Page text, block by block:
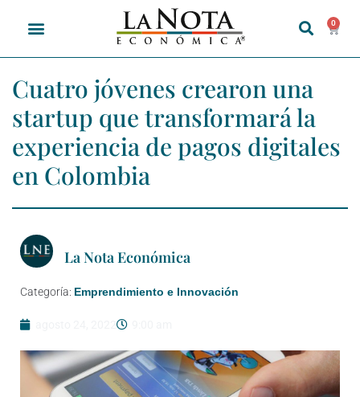
0
Cuatro jóvenes crearon una
startup que transformará la
experiencia de pagos digitales
en Colombia
La Nota Económica
Categoría: Emprendimiento e Innovación